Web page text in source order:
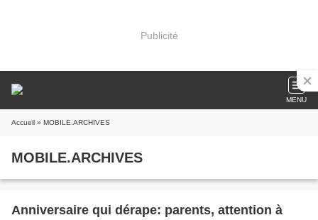
Publicité
MENU
Accueil » MOBILE.ARCHIVES
MOBILE.ARCHIVES
Anniversaire qui dérape: parents, attention à